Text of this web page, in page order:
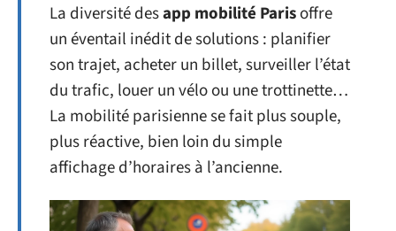
La diversité desapp mobilité Parisoffre
un éventail inédit de solutions : planifier
son trajet, acheter un billet, surveiller l’état
du trafic, louer un vélo ou une trottinette…
La mobilité parisienne se fait plus souple,
plus réactive, bien loin du simple
affichage d’horaires à l’ancienne.